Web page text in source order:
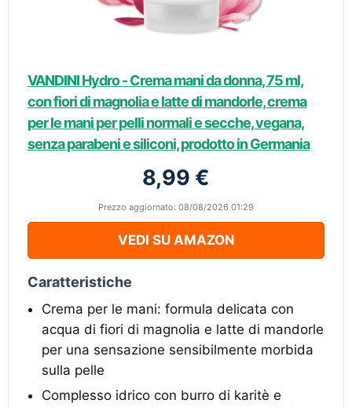
VANDINI Hydro - Crema mani da donna, 75 ml,
con fiori di magnolia e latte di mandorle, crema
per le mani per pelli normali e secche, vegana,
senza parabeni e siliconi, prodotto in Germania
8,99 €
Prezzo aggiornato: 08/08/2026 01:29
VEDI SU AMAZON
Caratteristiche
Crema per le mani: formula delicata con
acqua di fiori di magnolia e latte di mandorle
per una sensazione sensibilmente morbida
sulla pelle
Complesso idrico con burro di karitè e